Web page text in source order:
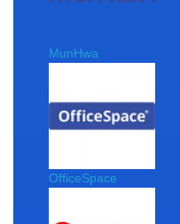
MunHwa
OfficeSpace